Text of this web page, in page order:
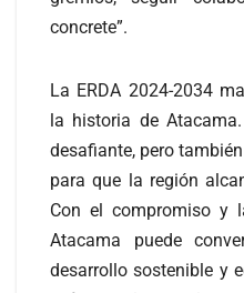
concrete”.
La ERDA 2024-2034
la historia de
desafiante, pero
para que la región
Con el compromiso y
Atacama puede
desarrollo sostenible y